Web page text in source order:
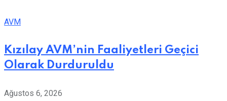
AVM
Kızılay AVM’nin Faaliyetleri Geçici
Olarak Durduruldu
Ağustos 6, 2026